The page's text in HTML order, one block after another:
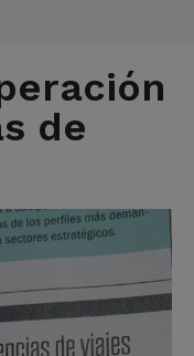
de